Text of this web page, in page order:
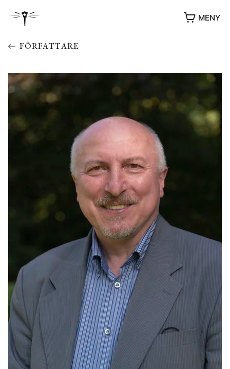
MENY
YUKIKO OCH PATRIK MÖTER
STOLPE STORIES
ÖVRIGA FORMAT
PRESSKONTAKT
PEER REVIEW-PROCESSEN
FÖRFATTARE